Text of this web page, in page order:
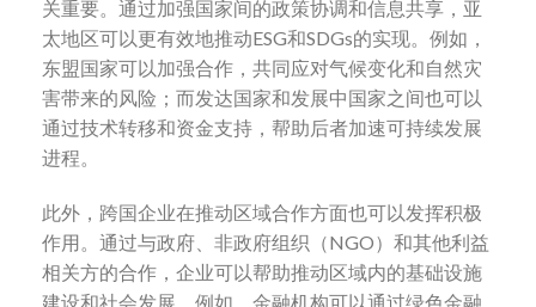
关重要。通过加强国家间的政策协调和信息共享，亚
太地区可以更有效地推动ESG和SDGs的实现。例如，
东盟国家可以加强合作，共同应对气候变化和自然灾
害带来的风险；而发达国家和发展中国家之间也可以
通过技术转移和资金支持，帮助后者加速可持续发展
进程。
此外，跨国企业在推动区域合作方面也可以发挥积极
作用。通过与政府、非政府组织（NGO）和其他利益
相关方的合作，企业可以帮助推动区域内的基础设施
建设和社会发展。例如，金融机构可以通过绿色金融